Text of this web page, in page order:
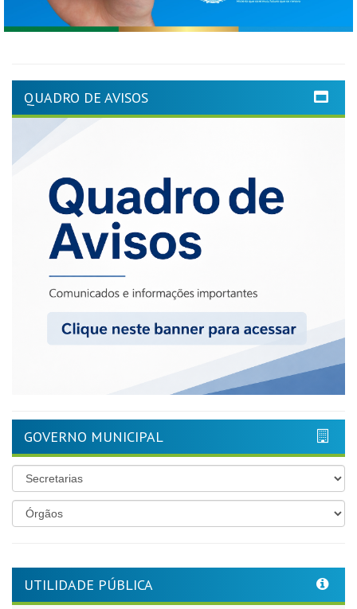
QUADRO DE AVISOS
GOVERNO MUNICIPAL
UTILIDADE PÚBLICA